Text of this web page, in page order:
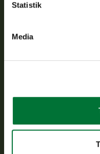
Statistik
Media
jaktvårdsföreningarnas
Kundtjänst